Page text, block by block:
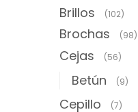
Brillos (102)
Brochas (98)
Cejas (56)
Betún (9)
Cepillo (7)